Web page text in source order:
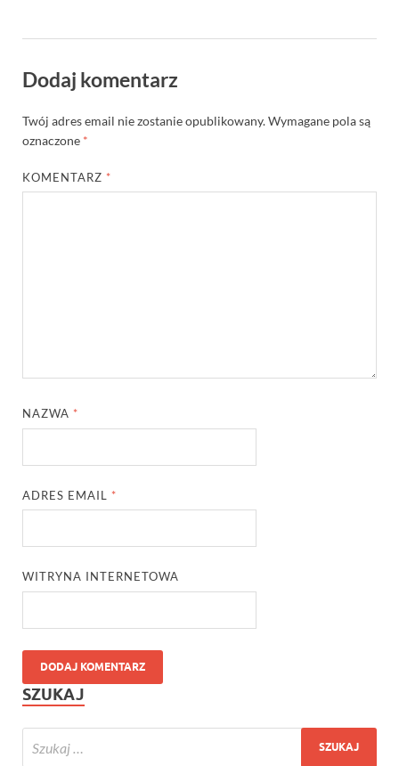
Dodaj komentarz
Twój adres email nie zostanie opublikowany.Wymagane pola są
oznaczone *
KOMENTARZ *
NAZWA *
ADRES EMAIL *
WITRYNA INTERNETOWA
SZUKAJ